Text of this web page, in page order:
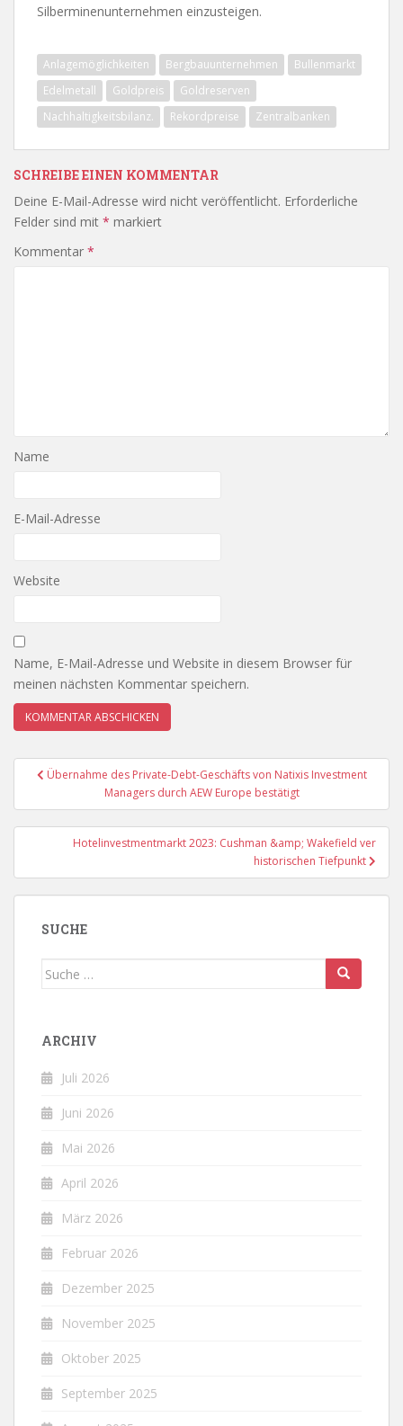
Silberminenunternehmen einzusteigen.
Anlagemöglichkeiten Bergbauunternehmen
Bullenmarkt
Edelmetall
Goldpreis
Goldreserven
Nachhaltigkeitsbilanz.
Rekordpreise Zentralbanken
SCHREIBE EINEN KOMMENTAR
Deine E-Mail-Adresse wird nicht veröffentlicht. Erforderliche
Felder sind mit * markiert
Kommentar *
Name
E-Mail-Adresse
Website
Name, E-Mail-Adresse und Website in diesem Browser für
meinen nächsten Kommentar speichern.
Beitragsnavigation
Übernahme des Private-Debt-Geschäfts von Natixis Investment
Managers durch AEW Europe bestätigt
Hotelinvestmentmarkt 2023: Cushman &amp; Wakefield ver
historischen Tiefpunkt
SUCHE
Suche
ARCHIV
Juli 2026
Juni 2026
Mai 2026
April 2026
März 2026
Februar 2026
Dezember 2025
November 2025
Oktober 2025
September 2025